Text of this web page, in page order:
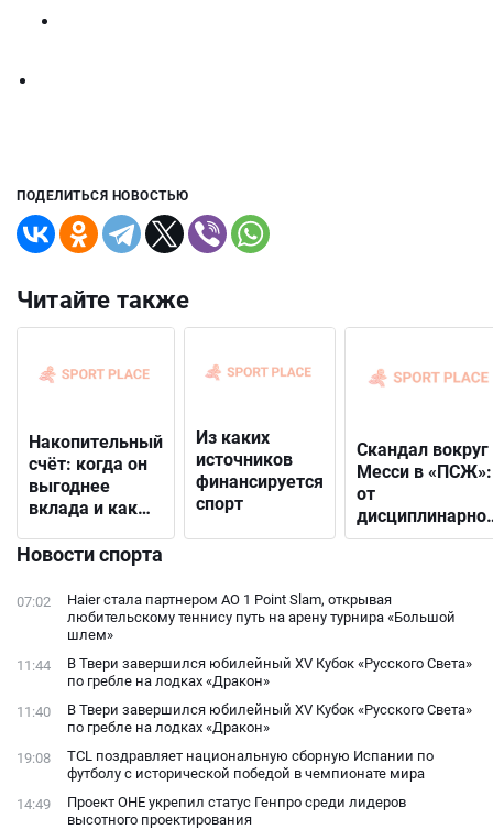
ПОДЕЛИТЬСЯ НОВОСТЬЮ
Читайте также
Накопительный
счёт: когда он
выгоднее
вклада и как
подходящий
Из каких
источников
финансируется
спорт
Скандал вокруг
Месси в «ПСЖ»:
от
решения до
фанатами
Новости спорта
07:02
Haier стала партнером AO 1 Point Slam, открывая
любительскому теннису путь на арену турнира «Большой
шлем»
11:44
В Твери завершился юбилейный XV Кубок «Русского Света»
по гребле на лодках «Дракон»
11:40
В Твери завершился юбилейный XV Кубок «Русского Света»
по гребле на лодках «Дракон»
19:08
TCL поздравляет национальную сборную Испании по
футболу с исторической победой в чемпионате мира
14:49
Проект ОНЕ укрепил статус Генпро среди лидеров
высотного проектирования